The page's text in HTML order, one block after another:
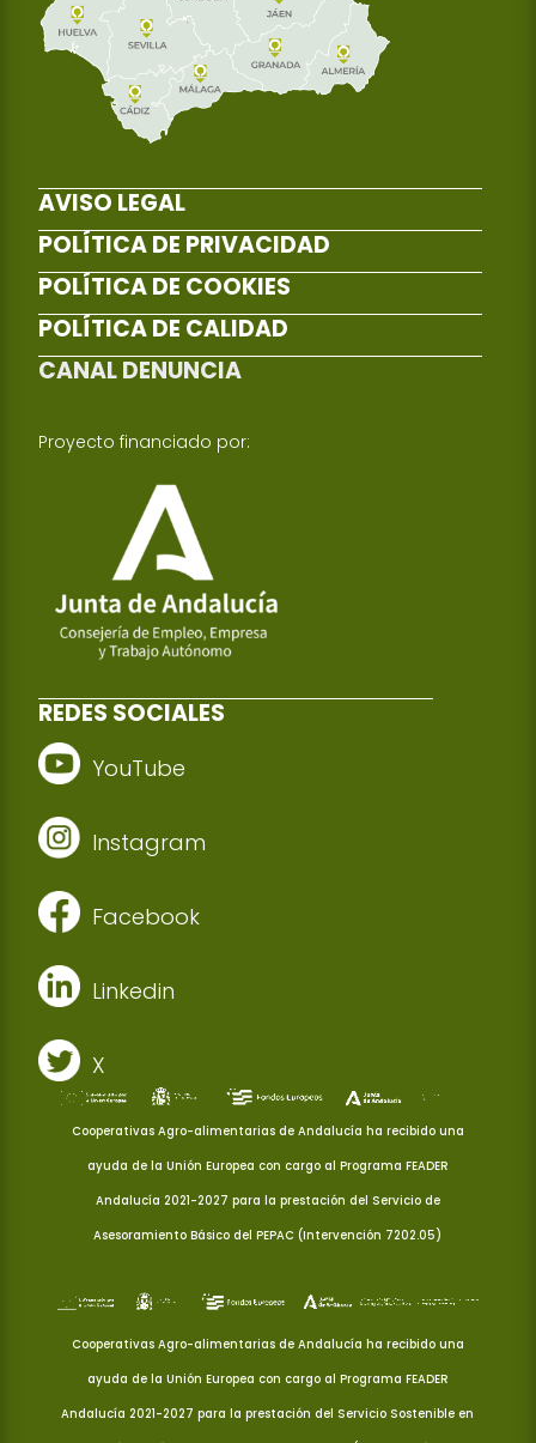
AVISO LEGAL
POLÍTICA DE PRIVACIDAD
POLÍTICA DE COOKIES
POLÍTICA DE CALIDAD
CANAL DENUNCIA
Proyecto financiado por:
REDES SOCIALES
YouTube
Instagram
Facebook
Linkedin
X
Cooperativas Agro-alimentarias de Andalucía ha recibido una
ayuda de la Unión Europea con cargo al Programa FEADER
Andalucía 2021-2027 para la prestación del Servicio de
Asesoramiento Básico del PEPAC (Intervención 7202.05)
Cooperativas Agro-alimentarias de Andalucía ha recibido una
ayuda de la Unión Europea con cargo al Programa FEADER
Andalucía 2021-2027 para la prestación del Servicio Sostenible en